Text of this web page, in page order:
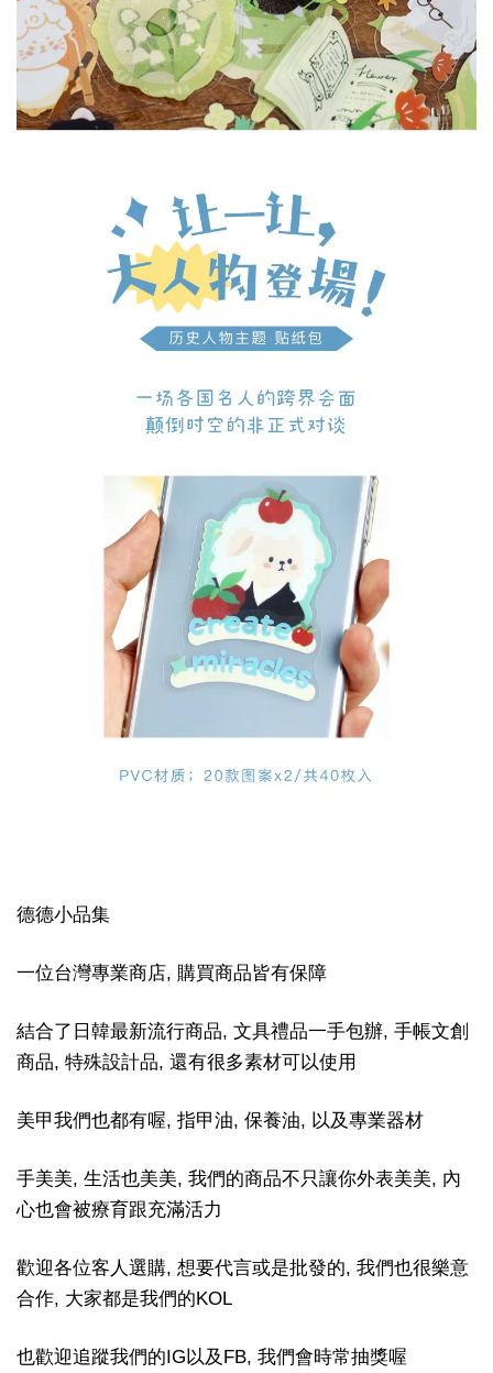
德德小品集
一位台灣專業商店, 購買商品皆有保障
結合了日韓最新流行商品, 文具禮品一手包辦, 手帳文創
商品, 特殊設計品, 還有很多素材可以使用
美甲我們也都有喔, 指甲油, 保養油, 以及專業器材
手美美, 生活也美美, 我們的商品不只讓你外表美美, 內
心也會被療育跟充滿活力
歡迎各位客人選購, 想要代言或是批發的, 我們也很樂意
合作, 大家都是我們的KOL
也歡迎追蹤我們的IG以及FB, 我們會時常抽獎喔